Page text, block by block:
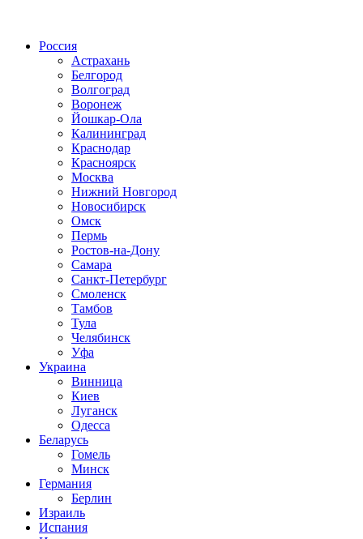
Россия
Астрахань
Белгород
Волгоград
Воронеж
Йошкар-Ола
Калининград
Краснодар
Красноярск
Москва
Нижний Новгород
Новосибирск
Омск
Пермь
Ростов-на-Дону
Самара
Санкт-Петербург
Смоленск
Тамбов
Тула
Челябинск
Уфа
Украина
Винница
Киев
Луганск
Одесса
Беларусь
Гомель
Минск
Германия
Берлин
Израиль
Испания